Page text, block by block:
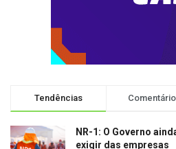
Tendências
NR-1: O Governo
exigir das empresas